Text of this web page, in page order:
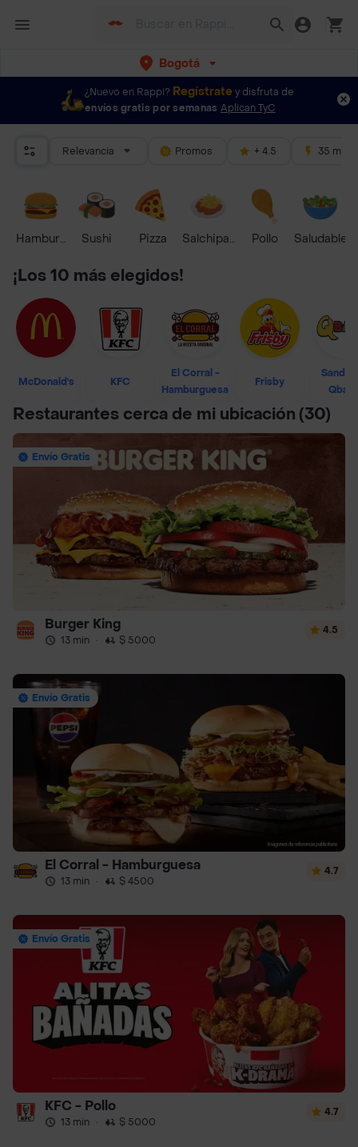
Bogotá
¿Nuevo en Rappi? Regístrate y disfruta de
envíos gratis por semanas Aplican TyC
Relevancia Promos + 4.5 35 mins
HamburguesaSushi Pizza Salchipapas Pollo Saludable
¡Los 10 más elegidos!
McDonald's KFC
El Corral -
Hamburguesa
Frisby
Restaurantes cerca de mi ubicación (30)
Envío Gratis
Burger King
13 min · $ 5000
4.5
Envío Gratis
El Corral - Hamburguesa
13 min · $ 4500
4.7
Envío Gratis
KFC - Pollo
13 min · $ 5000
4.7